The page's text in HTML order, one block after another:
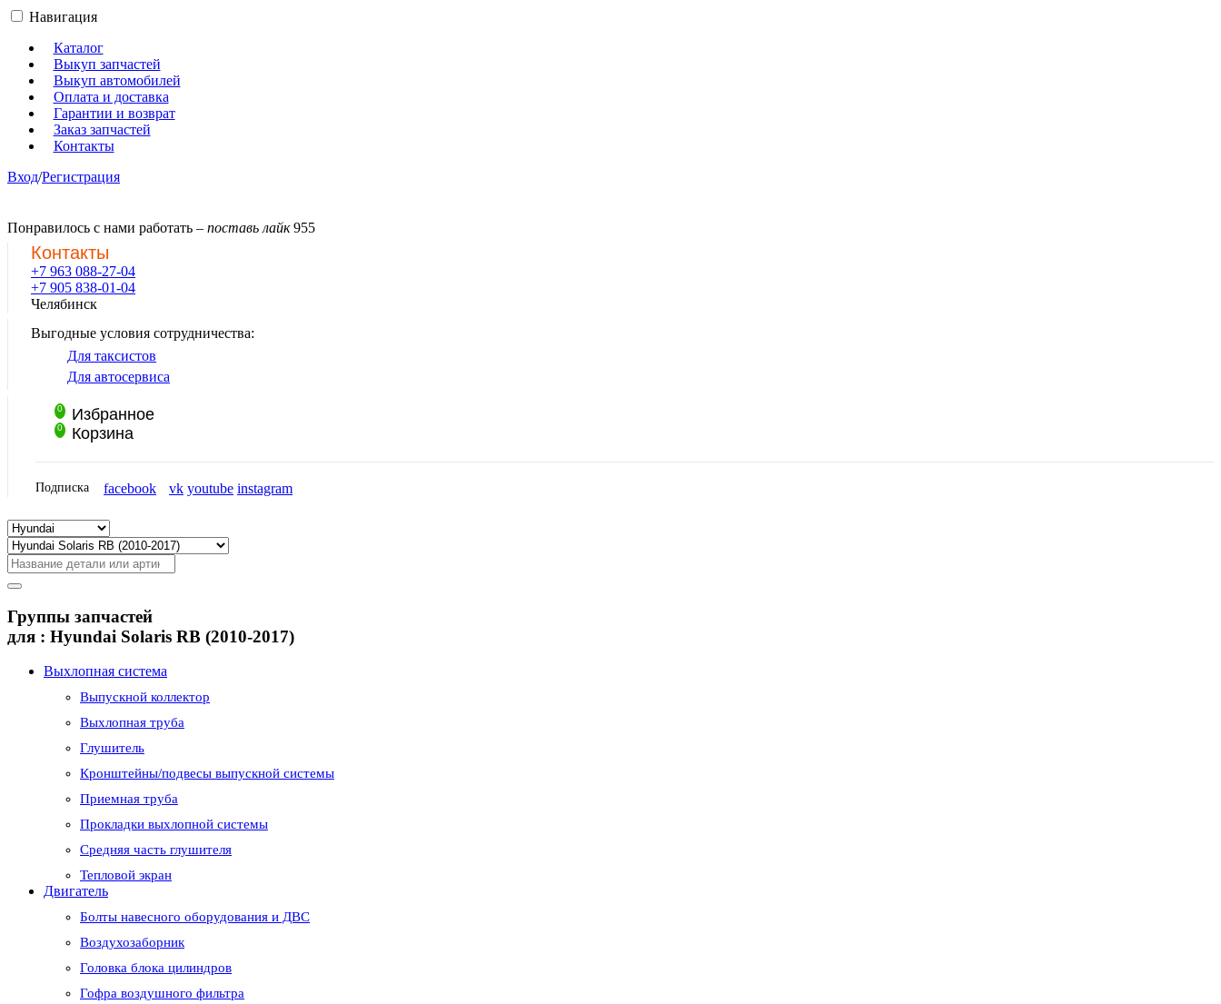
Навигация
Каталог
Выкуп запчастей
Выкуп автомобилей
Оплата и доставка
Гарантии и возврат
Заказ запчастей
Контакты
Вход/Регистрация
Понравилось с нами работать – поставь лайк 955
Контакты
+7 963 088-27-04
+7 905 838-01-04
Челябинск
Выгодные условия сотрудничества:
Для таксистов
Для автосервиса
0 Избранное
0 Корзина
Подписка facebook vk youtube instagram
Группы запчастей
для : Hyundai Solaris RB (2010-2017)
Выхлопная система
Выпускной коллектор
Выхлопная труба
Глушитель
Кронштейны/подвесы выпускной системы
Приемная труба
Прокладки выхлопной системы
Средняя часть глушителя
Тепловой экран
Двигатель
Болты навесного оборудования и ДВС
Воздухозаборник
Головка блока цилиндров
Гофра воздушного фильтра